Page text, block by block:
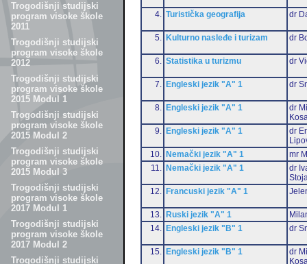
Trogodišnji studijski
program visoke škole
2011
Trogodišnji studijski
program visoke škole
2012
Trogodišnji studijski
program visoke škole
2015 Modul 1
Trogodišnji studijski
program visoke škole
2015 Modul 2
Trogodišnji studijski
program visoke škole
2015 Modul 3
Trogodišnji studijski
program visoke škole
2017 Modul 1
Trogodišnji studijski
program visoke škole
2017 Modul 2
Trogodišnji studijski
4. Turistička geografija dr
5. Kulturno nasleđe i turizam dr
6. Statistika u turizmu dr
7. Engleski jezik "A" 1 dr
8. Engleski jezik "A" 1
dr
9.
Engleski jezik "A" 1
dr
10.
Nemački jezik "A" 1
mr
11.
Nemački jezik "A" 1
dr
12.
Francuski jezik "A" 1
13. Ruski jezik "A" 1
14.
Engleski jezik "B" 1 dr
15. Engleski jezik "B" 1
dr